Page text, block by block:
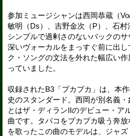
参加ミュージシャンは西岡恭蔵（
敏明（Ds）、吉野金次（P）、石村
シンプルで過剰さのないバックの
深いヴォーカルをまっすぐ前に出
ク・ソングの文法を外れた幅広い
っていました。
収録されたB3「プカプカ」は、本
史のスタンダード。西岡が別名義
とはザ・ディランIIのデビュー・ア
曲です。タバコをプカプカ吸う奔
を歌ったこの曲のモデルは、ジャ